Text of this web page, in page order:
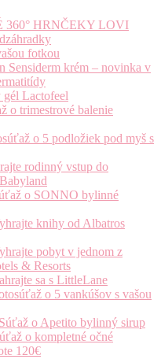
360° HRNČEKY LOVI
fotkou
Sensiderm krém – novinka v
Lactofeel
o trimestrové balenie
o 5 podložiek pod myš s
rodinný vstup do
o SONNO bylinné
knihy od Albatros
pobyt v jednom z
& Resorts
sa s LittleLane
o 5 vankúšov s vašou
o Apetito bylinný sirup
o kompletné očné
120€